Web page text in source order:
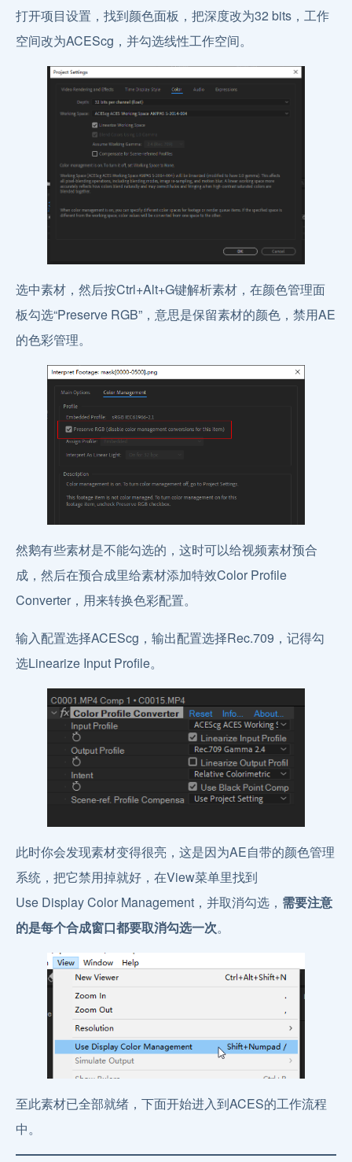
打开项目设置，找到颜色面板，把深度改为32 bits，工作
空间改为ACEScg，并勾选线性工作空间。
选中素材，然后按Ctrl+Alt+G键解析素材，在颜色管理面
板勾选“Preserve RGB”，意思是保留素材的颜色，禁用AE
的色彩管理。
然鹅有些素材是不能勾选的，这时可以给视频素材预合
成，然后在预合成里给素材添加特效Color Profile
Converter，用来转换色彩配置。
输入配置选择ACEScg，输出配置选择Rec.709，记得勾
选Linearize Input Profile。
此时你会发现素材变得很亮，这是因为AE自带的颜色管理
系统，把它禁用掉就好，在View菜单里找到
Use Display Color Management，并取消勾选， 需要注意
的是每个合成窗口都要取消勾选一次。
至此素材已全部就绪，下面开始进入到ACES的工作流程
中。